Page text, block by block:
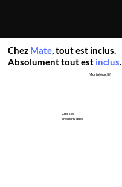
Mur intéractif
Chaises
ergonomiques
Chez Mate, tout est inclus.
Absolument tout est inclus.